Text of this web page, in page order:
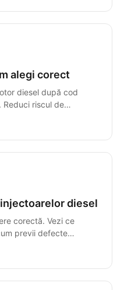
alegi corect
diesel după cod
Reduci riscul de
diesel
corectă. Vezi ce
previi defecte